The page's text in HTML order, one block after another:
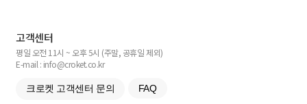
고객센터
평일 오전 11시 ~ 오후 5시 (주말, 공휴일 제외)
E-mail : info@croket.co.kr
크로켓 고객센터 문의 FAQ